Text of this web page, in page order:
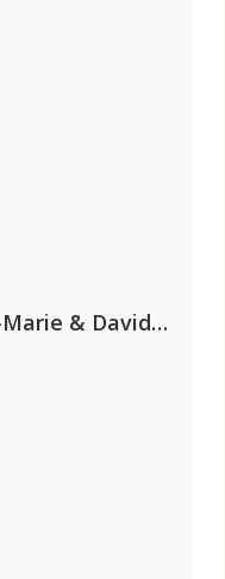
Clean Bandit, Anne-Marie & David Guetta